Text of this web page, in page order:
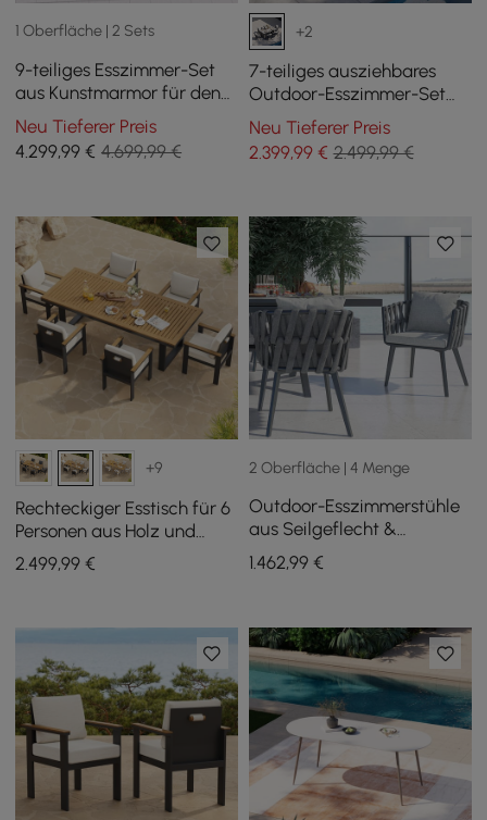
1 Oberfläche | 2 Sets
9-teiliges Esszimmer-Set
aus Kunstmarmor für den
Außenbereich mit
geflochtenen Seilstühlen
für 8 Personen (2200 mm)
Neu Tieferer Preis
4.299,99 € 4.699,99 €
+2
7-teiliges ausziehbares
Outdoor-Esszimmer-Set
mit Aluminiumtisch und 6
geflochtenen Stühlen in
Grau
Neu Tieferer Preis
2.399,99€ 2.499,99 €
+9
Rechteckiger Esstisch für 6
Personen aus Holz und
Aluminium für den
Außenbereich, 6
2.499,99 €
2 Oberfläche | 4 Menge
Outdoor-Esszimmerstühle
aus Seilgeflecht &
Aluminium in Grau, 6er-Set
1.462,99€